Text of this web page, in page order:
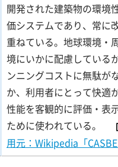
開発された建築物の環境
価システムであり、常に
重ねている。地球環境・
境にいかに配慮している
ンニングコストに無駄が
か、利用者にとって快適
性能を客観的に評価・表
ために使われている。
用元：Wikipedia「